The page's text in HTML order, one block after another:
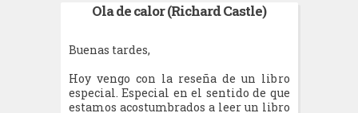
Ola de calor (Richard Castle)
Buenas tardes,
Hoy vengo con la reseña de un libro
especial. Especial en el sentido de que
estamos acostumbrados a leer un libro